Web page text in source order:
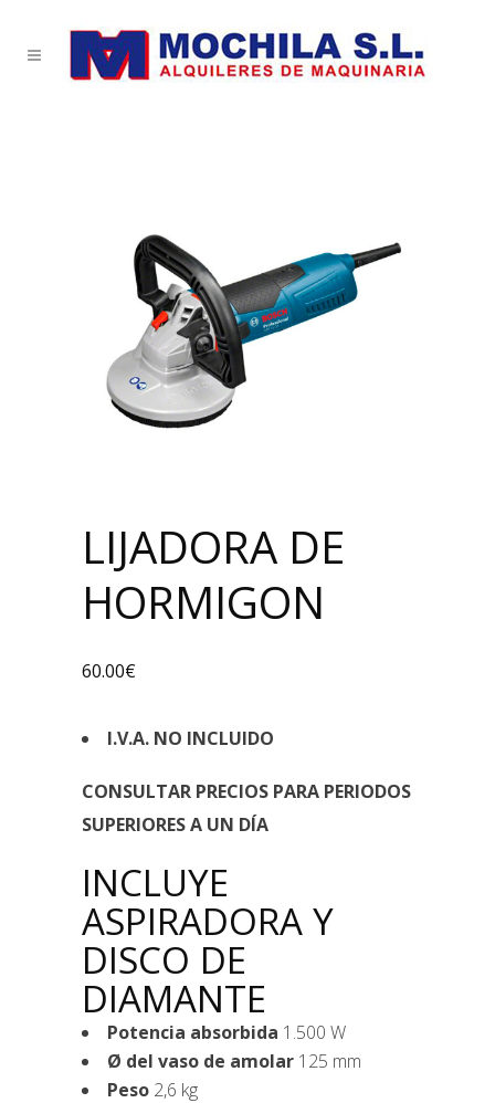
LIJADORA DE
HORMIGON
60.00€
I.V.A. NO INCLUIDO
CONSULTAR PRECIOS PARA PERIODOS
SUPERIORES A UN DÍA
INCLUYE
ASPIRADORA Y
DISCO DE
DIAMANTE
Potencia absorbida 1.500 W
Ø del vaso de amolar 125 mm
Peso 2,6 kg